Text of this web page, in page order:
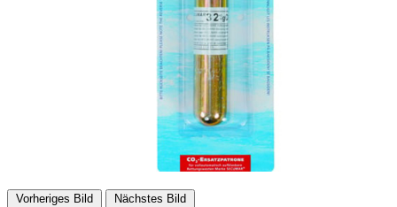
Vorheriges Bild Nächstes Bild